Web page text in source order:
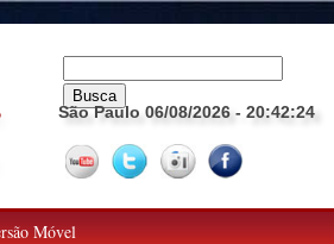
São Paulo 06/08/2026 - 20:42:25
Móvel